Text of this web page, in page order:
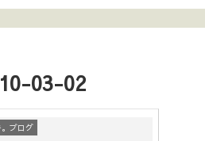
03-02
ブログ